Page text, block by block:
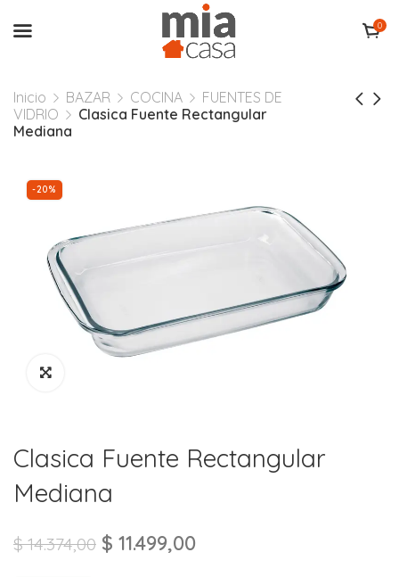
0
Inicio BAZAR COCINA
FUENTES DE
VIDRIO
Clasica Fuente Rectangular
Mediana
-20%
Clasica Fuente Rectangular
Mediana
$14.374,00 $ 11.499,00